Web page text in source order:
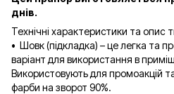
днів.
Технічні характеристики та опис
• Шовк (підкладка) – це легка та
варіант для використання в
Використовують для промоакцій
фарби на зворот 90%.